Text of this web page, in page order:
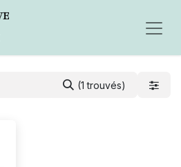
(1 trouvés)